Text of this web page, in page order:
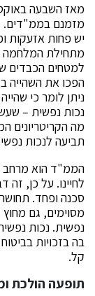
מאז השבעה
מזמנם בממ"דים.
יש פחות אזעקות
מתחילת המלחמה
למטחים הכבדים
הפכו את השהייה
ניתן לומר כי
נכות נפשית –
מה הקריטריונים
תביעה לנכות
הממ"ד הוא מרחב
לחיינו. על כן, זה
סכנה ופחד.
מסוימים, גם מחוץ
נפשית. נכות
בה בזכויות
קל.
תופעה הולכת